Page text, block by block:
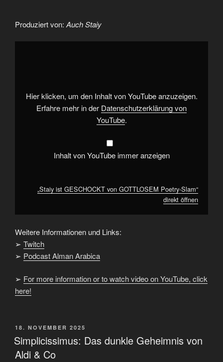
Produziert von: Auch Staiy
„Staiy
von
YouTube
anzeigen
Hier klicken, um den Inhalt von YouTube anzuzeigen.
Erfahre mehr in der Datenschutzerklärung von
YouTube.
Inhalt von YouTube immer anzeigen
„Staiy ist GESCHOCKT von GOTTLOSEM Poetry-Slam“
direkt öffnen
Weitere Informationen und Links:
➢ Twitch
➢ Podcast Alman Arabica
➢ For more information or to watch video on YouTube, click
here!
VERÖFFENTLICHT
AM
18. NOVEMBER 2025
Simplicissimus: Das dunkle Geheimnis von
Aldi & Co